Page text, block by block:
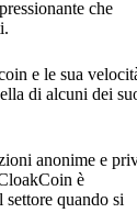
che
e le sua
di alcuni dei
anonime e
è
quando si